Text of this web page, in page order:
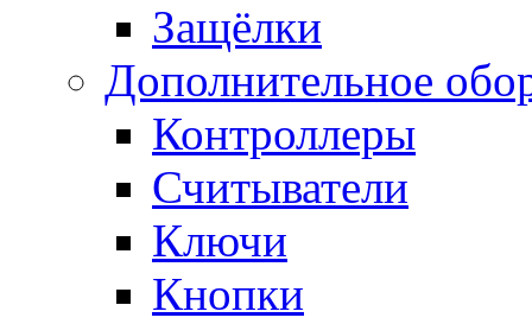
Защёлки
Дополнительное
Контроллеры
Считыватели
Ключи
Кнопки